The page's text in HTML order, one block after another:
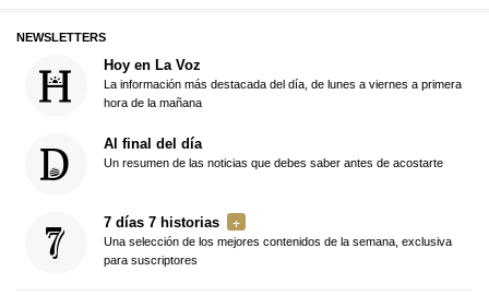
NEWSLETTERS
Hoy en La Voz
La información más destacada del día, de lunes a viernes a primera
hora de la mañana
Al final del día
Un resumen de las noticias que debes saber antes de acostarte
7 días 7 historias
Una selección de los mejores contenidos de la semana, exclusiva
para suscriptores